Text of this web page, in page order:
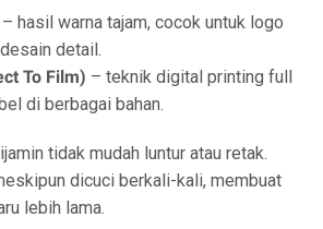
– hasil warna tajam, cocok untuk logo
detail.
To Film) – teknik digital printing full
di berbagai bahan.
tidak mudah luntur atau retak.
dicuci berkali-kali, membuat
lebih lama.